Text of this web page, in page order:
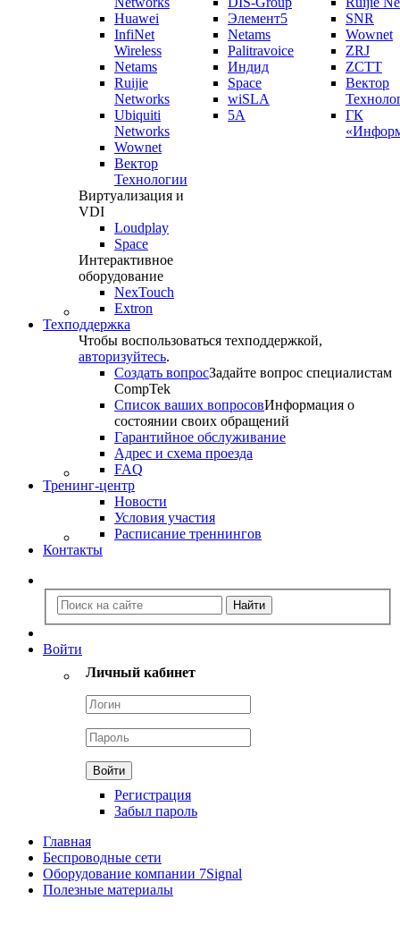
Huawei
InfiNet
Wireless
Netams
Ruijie
Networks
Ubiquiti
Networks
Wownet
Вектор
Технологии
Виртуализация и
VDI
Loudplay
Space
Интерактивное
оборудование
NexTouch
Extron
Элемент5
Netams
Palitravoice
Индид
Space
wiSLA
5A
SNR
Wownet
ZRJ
ZCTT
Вектор
ГК
Техподдержка
Чтобы воспользоваться техподдержкой,
авторизуйтесь.
Создать вопросЗадайте вопрос специалистам
CompTek
Список ваших вопросовИнформация о
состоянии своих обращений
Гарантийное обслуживание
Адрес и схема проезда
FAQ
Тренинг-центр
Новости
Условия участия
Расписание треннингов
Контакты
Войти
Личный кабинет
Регистрация
Забыл пароль
Главная
Беспроводные сети
Оборудование компании 7Signal
Полезные материалы